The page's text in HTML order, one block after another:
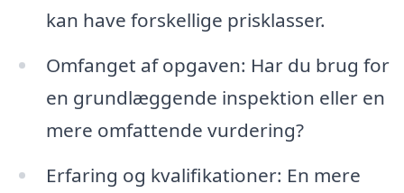
kan have forskellige prisklasser.
Omfanget af opgaven: Har du brug for
en grundlæggende inspektion eller en
mere omfattende vurdering?
Erfaring og kvalifikationer: En mere